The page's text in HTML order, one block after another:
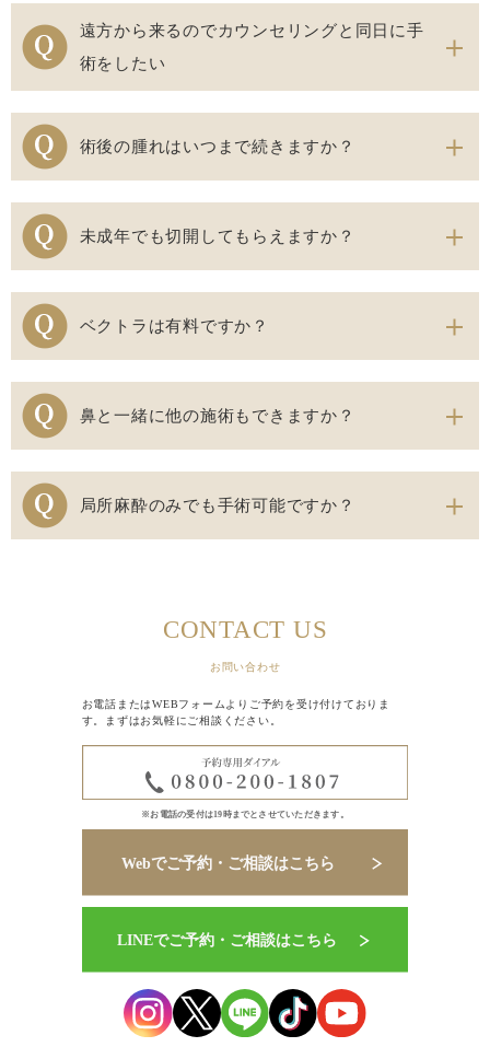
遠方から来るのでカウンセリングと同日に手
術をしたい
術後の腫れはいつまで続きますか？
未成年でも切開してもらえますか？
ベクトラは有料ですか？
鼻と一緒に他の施術もできますか？
局所麻酔のみでも手術可能ですか？
CONTACT US
お問い合わせ
お電話またはWEBフォームよりご予約を受け付けておりま
す。まずはお気軽にご相談ください。
※お電話の受付は19時までとさせていただきます。